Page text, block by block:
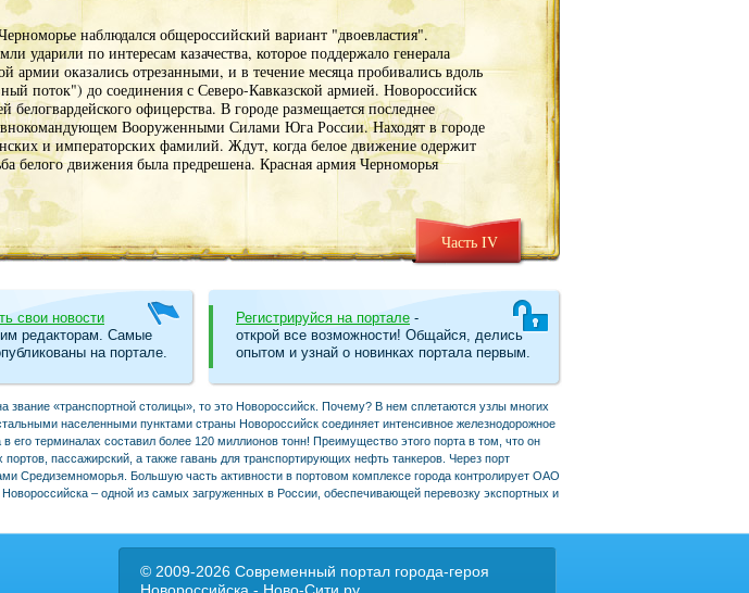
наблюдался общероссийский вариант "двоевластия".
ударили по интересам казачества, которое поддержало генерала
армии оказались отрезанными, и в течение месяца пробивались вдоль
поток") до соединения с Северо-Кавказской армией. Новороссийск
офицерства. В городе размещается последнее
Вооруженными Силами Юга России. Находят в городе
и императорских фамилий. Ждут, когда белое движение одержит
белого движения была предрешена. Красная армия Черноморья
Часть IV
свои новости
редакторам. Самые
на портале.
Регистрируйся на портале -
открой все возможности! Общайся, делись
опытом и узнай о новинках портала первым.
«транспортной столицы», то это Новороссийск. Почему? В нем сплетаются узлы многих
населенными пунктами страны Новороссийск соединяет интенсивное железнодорожное
терминалах составил более 120 миллионов тонн! Преимущество этого порта в том, что он
пассажирский, а также гавань для транспортирующих нефть танкеров. Через порт
Средиземноморья. Большую часть активности в портовом комплексе города контролирует ОАО
– одной из самых загруженных в России, обеспечивающей перевозку экспортных и
© 2009-2026 Современный портал города-героя